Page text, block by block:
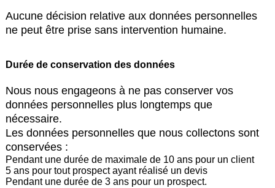
Aucune décision relative aux données personnelles
ne peut être prise sans intervention humaine.
Durée de conservation des données
Nous nous engageons à ne pas conserver vos
données personnelles plus longtemps que
nécessaire.
Les données personnelles que nous collectons sont
conservées :
Pendant une durée de maximale de 10 ans pour un client
5 ans pour tout prospect ayant réalisé un devis
Pendant une durée de 3 ans pour un prospect.